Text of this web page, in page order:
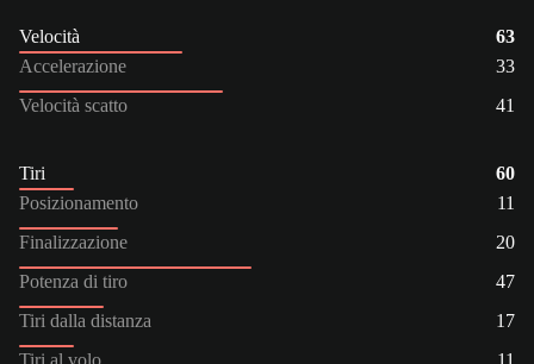
Velocità
63
Accelerazione
33
Velocità scatto
41
Tiri
60
Posizionamento
11
Finalizzazione
20
Potenza di tiro
47
Tiri dalla distanza
17
Tiri al volo
11